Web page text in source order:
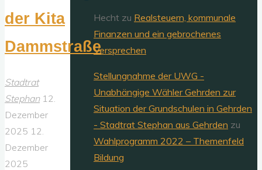
der Kita
Dammstraße
Stadtrat
Stephan 12.
Dezember
2025 12.
Dezember
2025
Hecht zu Realsteuern, kommunale
Finanzen und ein gebrochenes
Versprechen
Stellungnahme der UWG -
Unabhängige Wähler Gehrden zur
Situation der Grundschulen in Gehrden
- Stadtrat Stephan aus Gehrden zu
Wahlprogramm 2022 – Themenfeld
Bildung